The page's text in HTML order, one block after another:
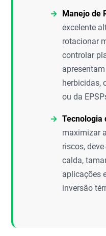
Manejo de
excelente
rotacionar
controlar
herbicidas,
ou da
Tecnologia
maximizar
riscos,
calda,
aplicações
inversão